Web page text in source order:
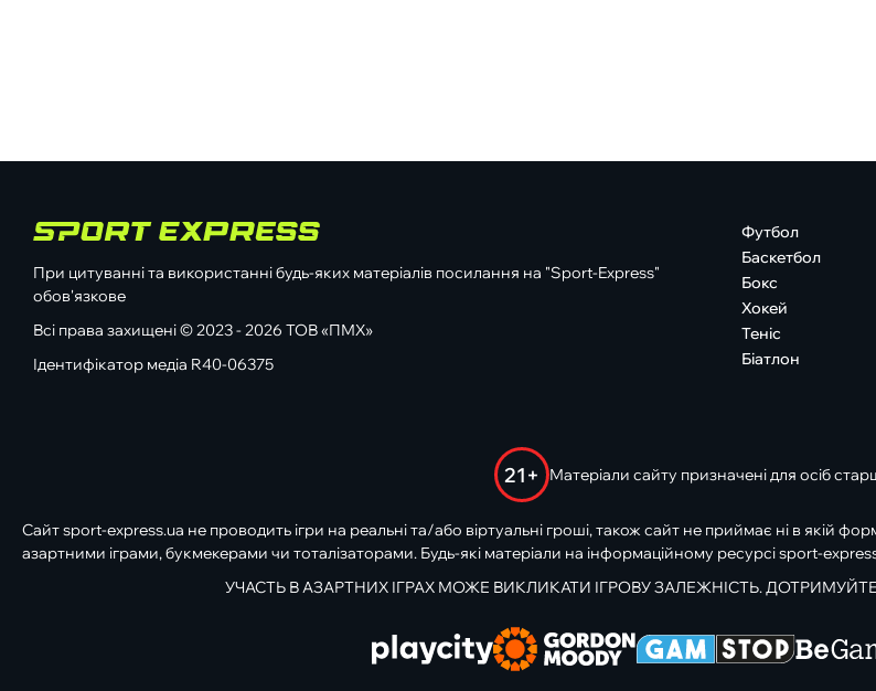
При цитуванні та використанні будь-яких матеріалів посилання на "Sport-Express"
обов'язкове
Всі права захищені © 2023 - 2026 ТОВ «ПМХ»
Ідентифікатор медіа R40-06375
Футбол
Баскетбол
Бокс
Хокей
Теніс
Біатлон
21+ Матеріали сайту призначені для осіб
Сайт sport-express.ua не проводить ігри на реальні та/або віртуальні гроші, також сайт не приймає ні в якій
азартними іграми, букмекерами чи тоталізаторами. Будь-які матеріали на інформаційному ресурсі sport-
УЧАСТЬ В АЗАРТНИХ ІГРАХ МОЖЕ ВИКЛИКАТИ ІГРОВУ ЗАЛЕЖНІСТЬ.